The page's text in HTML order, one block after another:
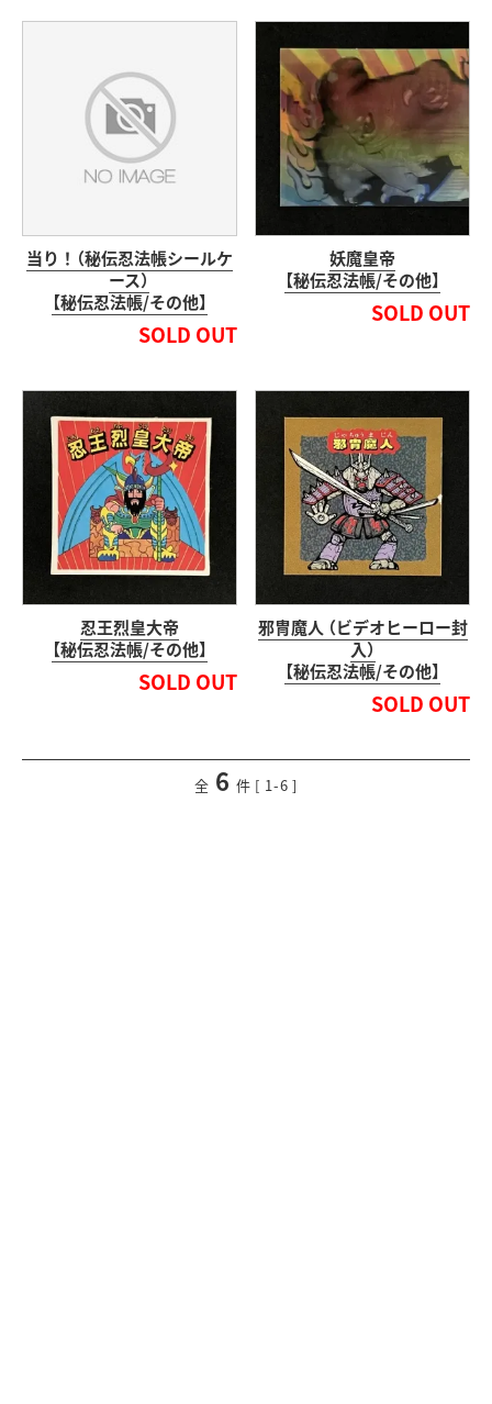
当り！（秘伝忍法帳シールケ
ース）
【秘伝忍法帳/その他】
SOLD OUT
妖魔皇帝
【秘伝忍法帳/その他】
SOLD OUT
忍王烈皇大帝
【秘伝忍法帳/その他】
SOLD OUT
邪冑魔人 （ビデオヒーロー封
入）
【秘伝忍法帳/その他】
SOLD OUT
全 6 件 [ 1-6 ]